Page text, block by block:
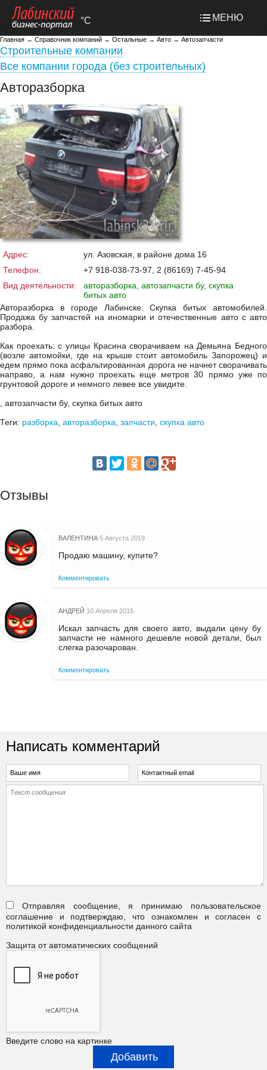
°C МЕНЮ
Главная → Справочник компаний → Остальные → Авто → Автозапчасти
Строительные компании
Все компании города (без строительных)
Авторазборка
Адрес:
ул. Азовская, в районе дома 16
Телефон:
+7 918-038-73-97, 2 (86169) 7-45-94
Вид деятельности:
авторазборка, автозапчасти бу, скупка
битых авто
Авторазборка в городе Лабинске. Скупка битых автомобилей.
Продажа бу запчастей на иномарки и отечественные авто с авто
разбора.
Как проехать: с улицы Красина сворачиваем на Демьяна Бедного
(возле автомойки, где на крыше стоит автомобиль Запорожец) и
едем прямо пока асфальтированная дорога не начнет сворачивать
направо, а нам нужно проехать еще метров 30 прямо уже по
грунтовой дороге и немного левее все увидите.
, автозапчасти бу, скупка битых авто
Теги: разборка авторазборка запчасти скупка авто
Отзывы
ВАЛЕНТИНА 5 Августа 2019
Продаю машину, купите?
Комментировать
АНДРЕЙ 10 Апреля 2015
Искал запчасть для своего авто, выдали цену бу
запчасти не намного дешевле новой детали, был
слегка разочарован.
Комментировать
Написать комментарий
Отправляя сообщение, я принимаю пользовательское
соглашение и подтверждаю, что ознакомлен и согласен с
политикой конфиденциальности данного сайта
Защита от автоматических сообщений
Введите слово на картинке